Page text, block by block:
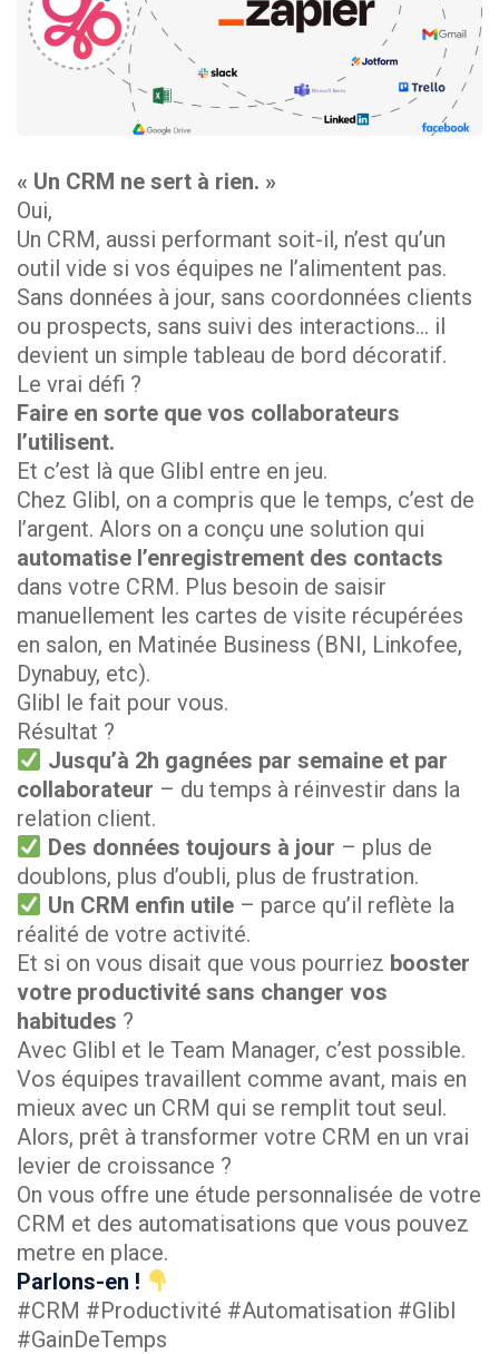
« Un CRM ne sert à rien. »
Oui,
Un CRM, aussi performant soit-il, n’est qu’un
outil vide si vos équipes ne l’alimentent pas.
Sans données à jour, sans coordonnées clients
ou prospects, sans suivi des interactions… il
devient un simple tableau de bord décoratif.
Le vrai défi ?
Faire en sorte que vos collaborateurs
l’utilisent.
Et c’est là que Glibl entre en jeu.
Chez Glibl, on a compris que le temps, c’est de
l’argent. Alors on a conçu une solution qui
automatise l’enregistrement des contacts
dans votre CRM. Plus besoin de saisir
manuellement les cartes de visite récupérées
en salon, en Matinée Business (BNI, Linkofee,
Dynabuy, etc).
Glibl le fait pour vous.
Résultat ?
Jusqu’à 2h gagnées par semaine et par
collaborateur – du temps à réinvestir dans la
relation client.
Des données toujours à jour – plus de
doublons, plus d’oubli, plus de frustration.
Un CRM enfin utile– parce qu’il reflète la
réalité de votre activité.
Et si on vous disait que vous pourriez booster
votre productivité sans changer vos
habitudes ?
Avec Glibl et le Team Manager, c’est possible.
Vos équipes travaillent comme avant, mais en
mieux avec un CRM qui se remplit tout seul.
Alors, prêt à transformer votre CRM en un vrai
levier de croissance ?
On vous offre une étude personnalisée de votre
CRM et des automatisations que vous pouvez
metre en place.
Parlons-en !
#CRM #Productivité #Automatisation #Glibl
#GainDeTemps